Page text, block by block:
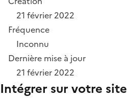
21 février 2022
Fréquence
Inconnu
Dernière mise à jour
21 février 2022
Intégrer sur votre site